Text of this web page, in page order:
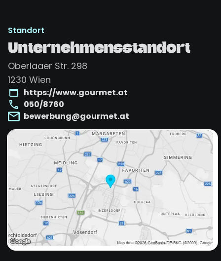
Standort
Unternehmensstandort
Oberlaaer Str. 298
1230 Wien
https://www.gourmet.at
050/8760
bewerbung@gourmet.at